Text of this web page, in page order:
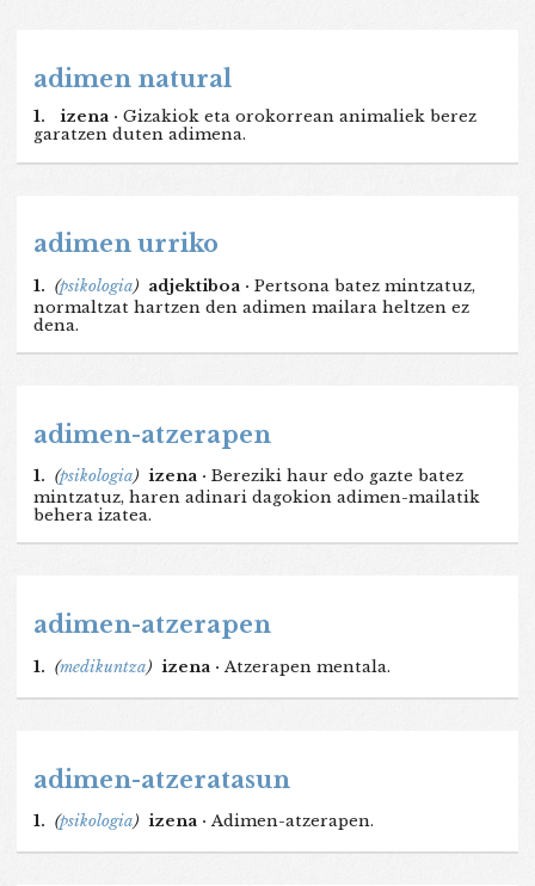
adimen natural
1. izena · Gizakiok eta orokorrean animaliek berez
garatzen duten adimena.
adimen urriko
1. (psikologia) adjektiboa · Pertsona batez mintzatuz,
normaltzat hartzen den adimen mailara heltzen ez
dena.
adimen-atzerapen
1. (psikologia) izena · Bereziki haur edo gazte batez
mintzatuz, haren adinari dagokion adimen-mailatik
behera izatea.
adimen-atzerapen
1. (medikuntza) izena · Atzerapen mentala.
adimen-atzeratasun
1. (psikologia) izena · Adimen-atzerapen.